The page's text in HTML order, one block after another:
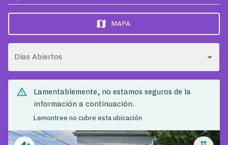
MAPA
Días Abiertos
Lamentablemente, no estamos seguros de la
información a continuación.
Lemontree no cubre esta ubicación